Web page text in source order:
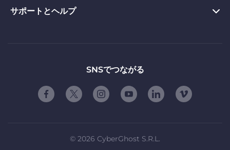
Firefox向けVPN
iOS向けVPN
VPNのメリット
専用IP VPN
お問い合わせ
アフィリエイト
脆弱性開示プログラム
パートナーシップ
サポートとヘルプ
サポートに問い合わせるSNSでつながる
© 2026 CyberGhost S.R.L.